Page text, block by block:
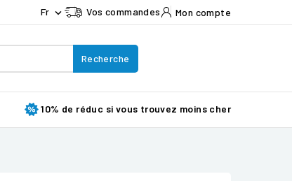
Fr  Vos commandes Mon compte
Recherche
10% de réduc si vous trouvez moins cher